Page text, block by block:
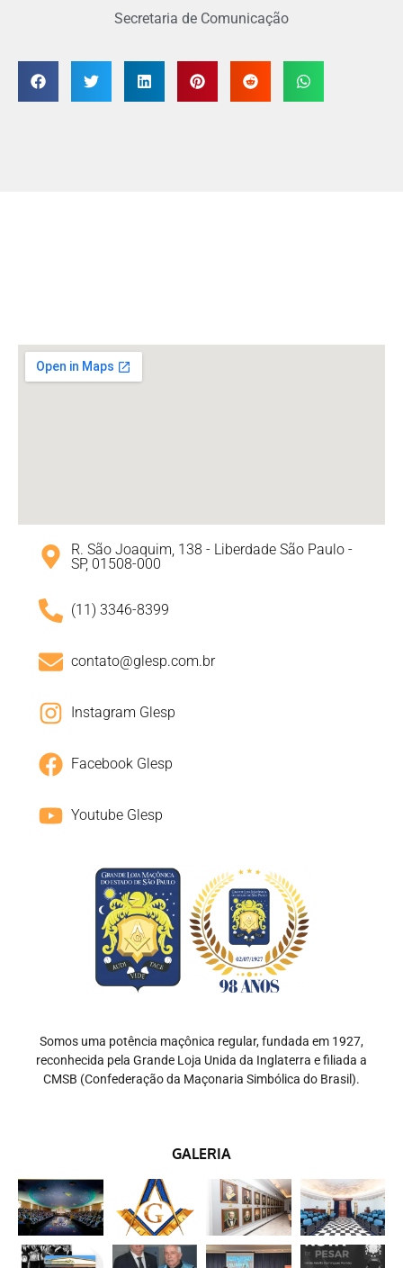
Secretaria de Comunicação
R. São Joaquim, 138 - Liberdade São Paulo -
SP, 01508-000
(11) 3346-8399
contato@glesp.com.br
Instagram Glesp
Facebook Glesp
Youtube Glesp
Somos uma potência maçônica regular, fundada em 1927,
reconhecida pela Grande Loja Unida da Inglaterra e filiada a
CMSB (Confederação da Maçonaria Simbólica do Brasil).
GALERIA